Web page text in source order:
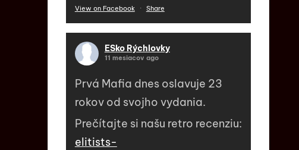
View on Facebook · Share
ESko Rýchlovky
11 mesiacov ago
Prvá Mafia dnes oslavuje 23
rokov od svojho vydania.
Prečítajte si našu retro recenziu:
elitists-